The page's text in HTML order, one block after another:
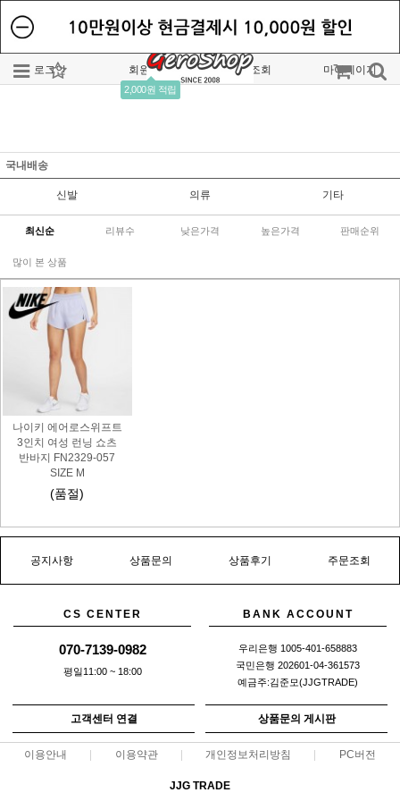
로그인 회원가입
2,000원 적립
주문조회 마이페이지
국내배송
신발 의류 기타
최신순 리뷰수 낮은가격 높은가격 판매순위
많이 본 상품
나이키 에어로스위프트
3인치 여성 런닝 쇼츠
반바지 FN2329-057
SIZE M
(품절)
공지사항 상품문의 상품후기 주문조회
CS CENTER
070-7139-0982
평일11:00 ~ 18:00
BANK ACCOUNT
우리은행 1005-401-658883
국민은행 202601-04-361573
예금주:김준모(JJGTRADE)
고객센터 연결 상품문의 게시판
이용안내 이용약관 개인정보처리방침 PC버전
JJG TRADE